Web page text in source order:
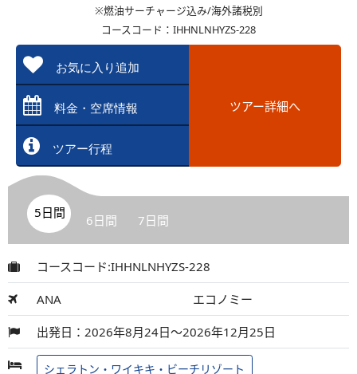
※燃油サーチャージ込み/海外諸税別
コースコード：IHHNLNHYZS-228
お気に入り追加
料金・空席情報
ツアー行程
ツアー詳細へ
5日間 6日間 7日間
コースコード:IHHNLNHYZS-228
ANA エコノミー
出発日：2026年8月24日～2026年12月25日
シェラトン・ワイキキ・ビーチリゾート